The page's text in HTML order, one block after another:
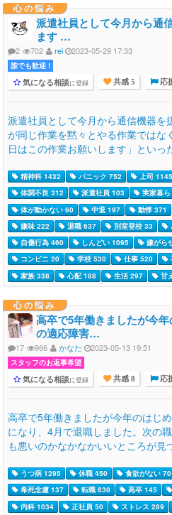
心の悩み
派遣社員として今月から通
ます …
2 702 rei 2023-05-29 17:33
誰でも歓迎 !
気になる相談に登録 共感 5 応
派遣社員として今月から通信機器を
が同じ作業を黙々とやる作業では
日はこの作業お願いします」といっ
精神科 1432 パニック 752 上司 1145
体調不良 312
派遣社員 103 実家暮
体が動かない 60
中退 197 動悸 371
嫌味 222
退職 637 別室登校 33
自傷行為 460
しんどい 1095 嫌がら
コンビニ 20
学校 530 仕事 520
家族 338
心配 188 生活 297 甘
心の悩み
高卒で5年働きましたが今
の適応障害…
17 966 かなた 2023-05-13 19:51
スタッフのお返事希望
気になる相談に登録 共感 8 応
高卒で5年働きましたが今年のはじ
になり、4月で退職しました。次の
も悪いのかなかなかいいところが見
うつ病 1295 休職 450 食欲がない 70
希死念慮 137
転職 830 高卒 145
内科 1034
正社員 50 ストレス 289